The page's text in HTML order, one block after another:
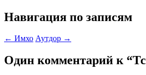
Навигация по записям
← Имхо Аутдор →
Один комментарий к “Тс